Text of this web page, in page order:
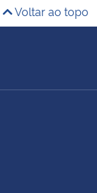
Voltar ao topo